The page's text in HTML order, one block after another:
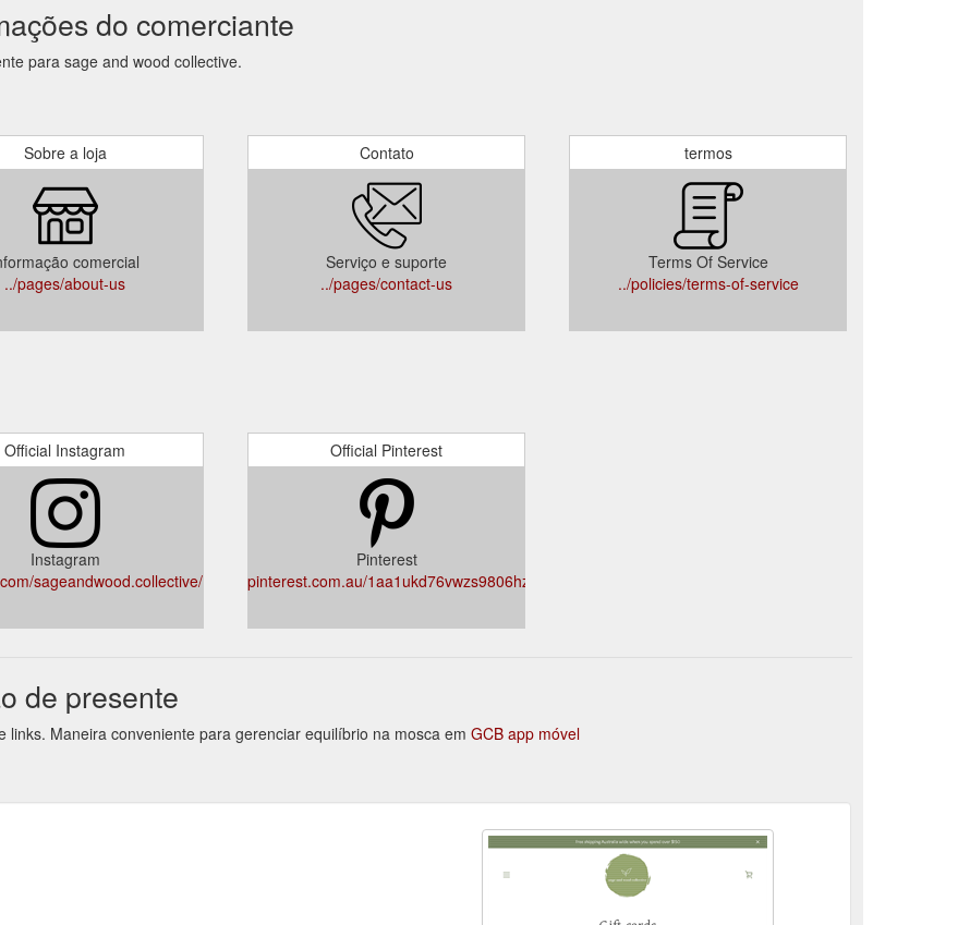
do comerciante
para sage and wood collective.
Sobre a loja
comercial
../pages/about-us
Contato
Serviço e suporte
../pages/contact-us
termos
Terms Of Service
../policies/terms-of-service
Official Instagram
Instagram
sageandwood.collective/
Official Pinterest
Pinterest
pinterest.com.au/1aa1ukd76vwzs9806hzoiqsfq1gliv/
de presente
Maneira conveniente para gerenciar equilíbrio na mosca em GCB app móvel